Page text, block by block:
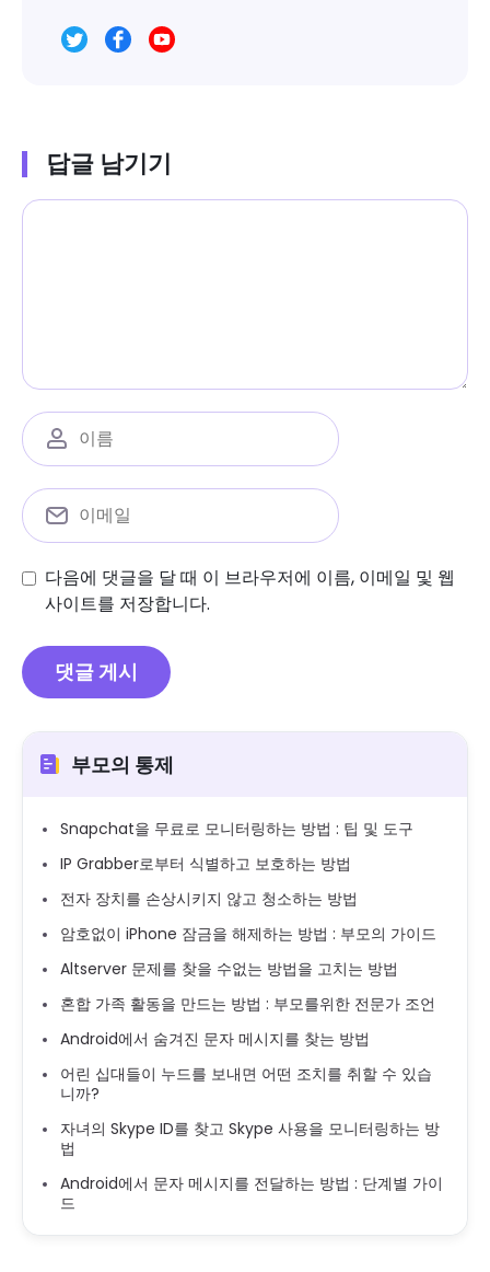
답글 남기기
다음에 댓글을 달 때 이 브라우저에 이름, 이메일 및 웹
사이트를 저장합니다.
부모의 통제
Snapchat을 무료로 모니터링하는 방법 : 팁 및 도구
IP Grabber로부터 식별하고 보호하는 방법
전자 장치를 손상시키지 않고 청소하는 방법
암호없이 iPhone 잠금을 해제하는 방법 : 부모의 가이드
Altserver 문제를 찾을 수없는 방법을 고치는 방법
혼합 가족 활동을 만드는 방법 : 부모를위한 전문가 조언
Android에서 숨겨진 문자 메시지를 찾는 방법
어린 십대들이 누드를 보내면 어떤 조치를 취할 수 있습
니까?
자녀의 Skype ID를 찾고 Skype 사용을 모니터링하는 방
법
Android에서 문자 메시지를 전달하는 방법 : 단계별 가이
드